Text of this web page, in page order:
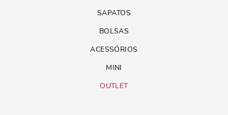
SAPATOS
BOLSAS
ACESSÓRIOS
MINI
OUTLET